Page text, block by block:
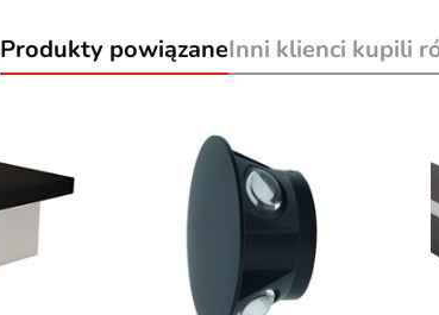
Produkty powiązaneInni klienci kupili